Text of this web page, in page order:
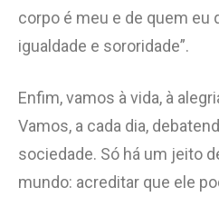
corpo é meu e de quem eu
igualdade e sororidade”.
Enfim, vamos à vida, à
Vamos, a cada dia,
sociedade. Só há um jeito
mundo: acreditar que ele